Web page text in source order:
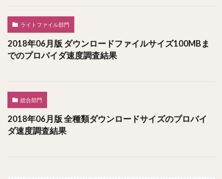
ライトファイル部門
2018年06月版 ダウンロードファイルサイズ100MBま
でのプロバイダ速度調査結果
総合部門
2018年06月版 全種類ダウンロードサイズのプロバイ
ダ速度調査結果